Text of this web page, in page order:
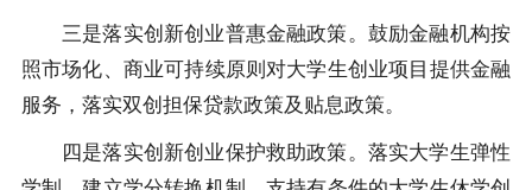
三是落实创新创业普惠金融政策。鼓励金融机构按
照市场化、商业可持续原则对大学生创业项目提供金融
服务，落实双创担保贷款政策及贴息政策。
四是落实创新创业保护救助政策。落实大学生弹性